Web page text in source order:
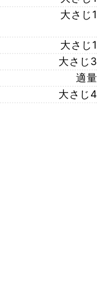
大さじ1
大さじ1
大さじ3
適量
大さじ4